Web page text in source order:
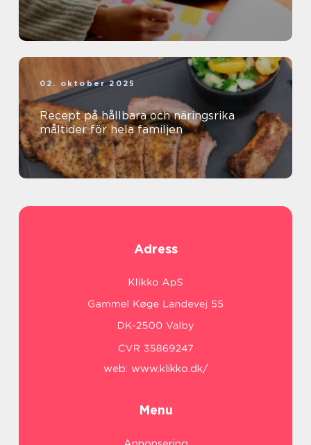
02. oktober 2025
Recept på hållbara och näringsrika
måltider för hela familjen
Adress
web: www.klikko.dk/
Menu